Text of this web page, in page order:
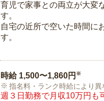
育児で家事との両立が大変
す。
自宅の近所で空いた時間に
す。
時給 1,500〜1,860円 ※
指名料・ランク時給により異
週３日勤務で月収10万円も